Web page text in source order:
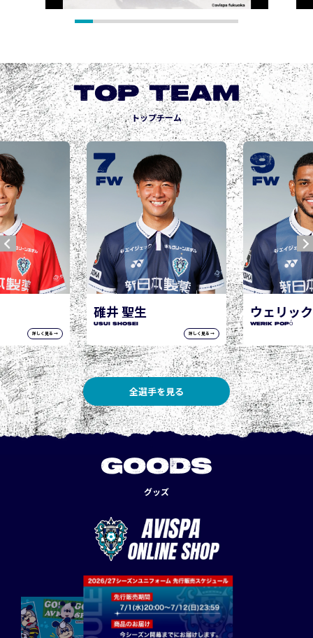
TOP TEAM
トップチーム
詳しく見る →
ウェリック ポポ
WERIK POPÓ
詳しく見る →
9
FW
城後 寿
JOGO Hisashi
10
FW
全選手を見る
GOODS
グッズ